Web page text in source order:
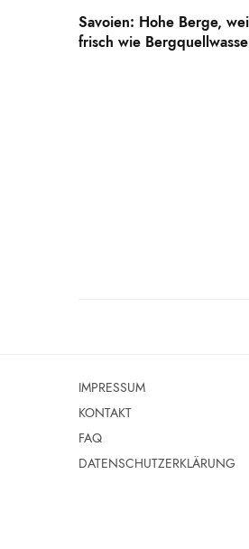
Savoien: Hohe Berge,
frisch wie
IMPRESSUM
KONTAKT
FAQ
DATENSCHUTZERKLÄRUNG